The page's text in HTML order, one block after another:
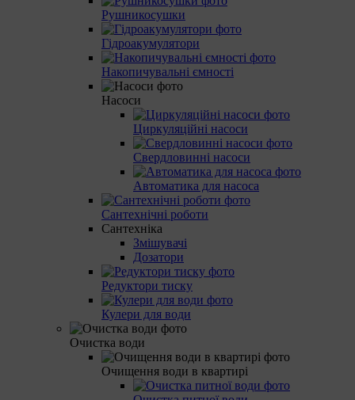
Рушникосушки
Гідроакумулятори
Накопичувальні ємності
Насоси
Циркуляційні насоси
Свердловинні насоси
Автоматика для насоса
Сантехнічні роботи
Сантехніка
Змішувачі
Дозатори
Редуктори тиску
Кулери для води
Очистка води
Очищення води в квартирі